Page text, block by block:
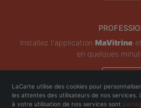
Installez l'application MaVitrineet
en quelques
Copyright © ZeMAP 2026
LaCarte utilise des cookies pour
les attentes des utilisateurs de nos services.
à votre utilisation de nos services sont